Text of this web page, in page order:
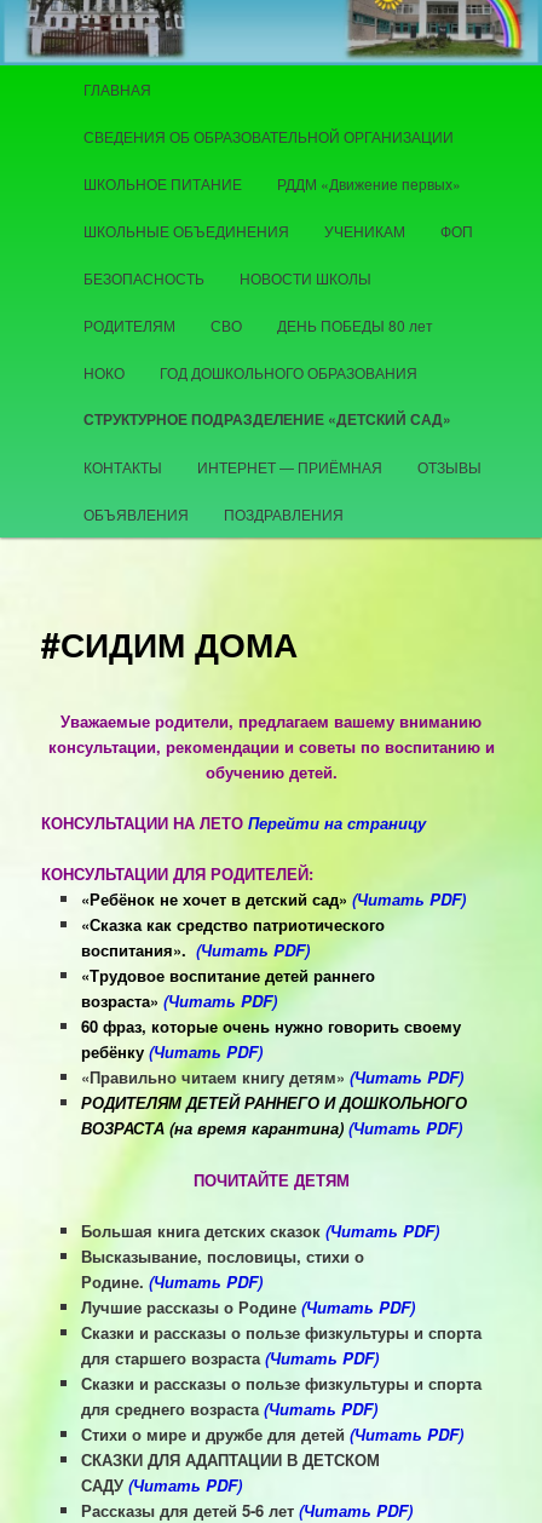
Перейти к основному содержимому
ГЛАВНАЯ
СВЕДЕНИЯ ОБ ОБРАЗОВАТЕЛЬНОЙ ОРГАНИЗАЦИИ
ШКОЛЬНОЕ ПИТАНИЕ РДДМ «Движение первых»
ШКОЛЬНЫЕ ОБЪЕДИНЕНИЯ УЧЕНИКАМ ФОП
БЕЗОПАСНОСТЬ НОВОСТИ ШКОЛЫ
РОДИТЕЛЯМ СВО ДЕНЬ ПОБЕДЫ 80 лет
НОКО ГОД ДОШКОЛЬНОГО ОБРАЗОВАНИЯ
СТРУКТУРНОЕ ПОДРАЗДЕЛЕНИЕ «ДЕТСКИЙ САД»
КОНТАКТЫ ИНТЕРНЕТ — ПРИЁМНАЯ ОТЗЫВЫ
ОБЪЯВЛЕНИЯ ПОЗДРАВЛЕНИЯ
#СИДИМ ДОМА
Уважаемые родители, предлагаем вашему вниманию
консультации, рекомендации и советы по воспитанию и
обучению детей.
КОНСУЛЬТАЦИИ НА ЛЕТОПерейти на страницу
КОНСУЛЬТАЦИИ ДЛЯ РОДИТЕЛЕЙ:
«Ребёнок не хочет в детский сад» (Читать PDF)
«Сказка как средство патриотического
воспитания». (Читать PDF)
«Трудовое воспитание детей раннего
возраста» (Читать PDF)
60 фраз, которые очень нужно говорить своему
ребёнку (Читать PDF)
«Правильно читаем книгу детям» (Читать PDF)
РОДИТЕЛЯМ ДЕТЕЙ РАННЕГО И ДОШКОЛЬНОГО
ВОЗРАСТА (на время карантина) (Читать PDF)
ПОЧИТАЙТЕ ДЕТЯМ
Большая книга детских сказок (Читать PDF)
Высказывание, пословицы, стихи о
Родине. (Читать PDF)
Лучшие рассказы о Родине (Читать PDF)
Сказки и рассказы о пользе физкультуры и спорта
для старшего возраста (Читать PDF)
Сказки и рассказы о пользе физкультуры и спорта
для среднего возраста (Читать PDF)
Стихи о мире и дружбе для детей (Читать PDF)
СКАЗКИ ДЛЯ АДАПТАЦИИ В ДЕТСКОМ
САДУ (Читать PDF)
Рассказы для детей 5-6 лет (Читать PDF)